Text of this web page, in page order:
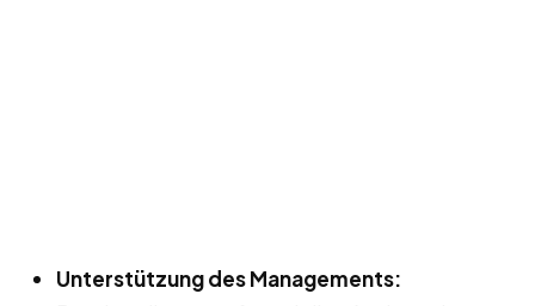
Unterstützung des Managements: